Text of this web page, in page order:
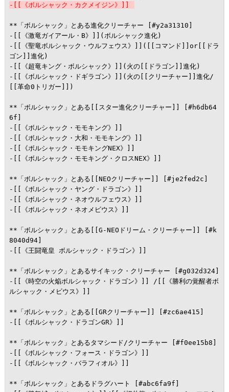
-[[《ボルシャック・カクメイジン》]]
**「ボルシャック」とある進化クリーチャー [#y2a31310]
-[[《激竜ガイアール・B》]](ボルシャック進化)
-[[《聖竜ボルシャック・ウルフェウス》]]([[コマンド]]or[[ドラ
ゴン]]進化)
-[[《超竜キング・ボルシャック》]](火の[[ドラゴン]]進化)
-[[《ボルシャック・ドギラゴン》]](火の[[クリーチャー]]進化/
[[革命0トリガー]])
**「ボルシャック」とある[[スター進化クリーチャー]] [#h6db64
6f]
-[[《ボルシャック・モモキング》]]
-[[《ボルシャック・大和・モモキング》]]
-[[《ボルシャック・モモキングNEX》]]
-[[《ボルシャック・モモキング・クロスNEX》]]
**「ボルシャック」とある[[NEOクリーチャー]] [#je2fed2c]
-[[《ボルシャック・ヤング・ドラゴン》]]
-[[《ボルシャック・ネオウルフェウス》]]
-[[《ボルシャック・ネオメビウス》]]
**「ボルシャック」とある[[G-NEOドリーム・クリーチャー]] [#k
8040d94]
-[[《王闘竜皇 ボルシャック・ドラゴン》]]
**「ボルシャック」とあるサイキック・クリーチャー [#g032d324]
-[[《時空の火焔ボルシャック・ドラゴン》]] /[[《勝利の覚醒者ボ
ルシャック・メビウス》]]
**「ボルシャック」とある[[GRクリーチャー]] [#zc6ae415]
-[[《ボルシャック・ドラゴンGR》]]
**「ボルシャック」とあるタマシード/クリーチャー [#f0ee15b8]
-[[《ボルシャック・フォース・ドラゴン》]]
-[[《ボルシャック・バラフィオル》]]
**「ボルシャック」とあるドラグハート [#abc6fa9f]